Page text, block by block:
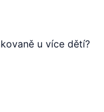
u více dětí?